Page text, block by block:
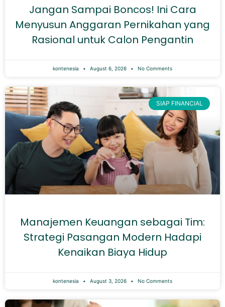
Jangan Sampai Boncos! Ini Cara
Menyusun Anggaran Pernikahan yang
Rasional untuk Calon Pengantin
kontenesia August 6, 2026 No Comments
SIAP FINANCIAL
Manajemen Keuangan sebagai Tim:
Strategi Pasangan Modern Hadapi
Kenaikan Biaya Hidup
kontenesia August 3, 2026 No Comments